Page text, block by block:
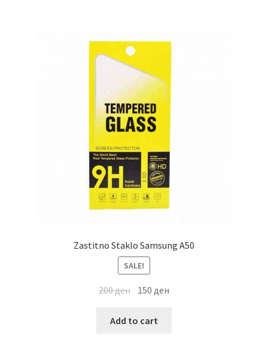
Zastitno Staklo Samsung A50
SALE!
200ден 150 ден
Add to cart